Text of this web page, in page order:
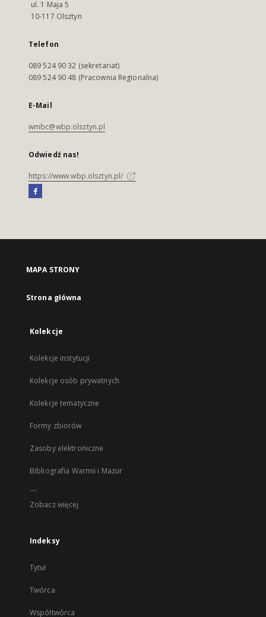
ul. 1 Maja 5
10-117 Olsztyn
Telefon
089 524 90 32 (sekretariat)
089 524 90 48 (Pracownia Regionalna)
E-Mail
wmbc@wbp.olsztyn.pl
Odwiedź nas!
https://www.wbp.olsztyn.pl/
MAPA STRONY
Strona główna
Kolekcje
Kolekcje instytucji
Kolekcje osób prywatnych
Kolekcje tematyczne
Formy zbiorów
Zasoby elektroniczne
Bibliografia Warmii i Mazur
...
Zobacz więcej
Indeksy
Tytuł
Twórca
Współtwórca